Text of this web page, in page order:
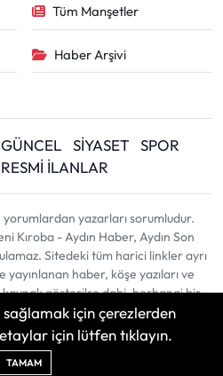
Tüm Manşetler
Haber Arşivi
GÜNCEL SİYASET
SPOR
RESMİ İLANLAR
yazarları sorumludur.
Kıroba - Aydın Haber, Aydın Son
Sitedeki tüm harici linkler ayrı
yayınlanan haber, köşe yazıları ve
kaynak gösterilse dahi, herhangi bir
ve yayınlanamaz
© 2026
için çerezlerden
için lütfen tıklayın.
TAMAM